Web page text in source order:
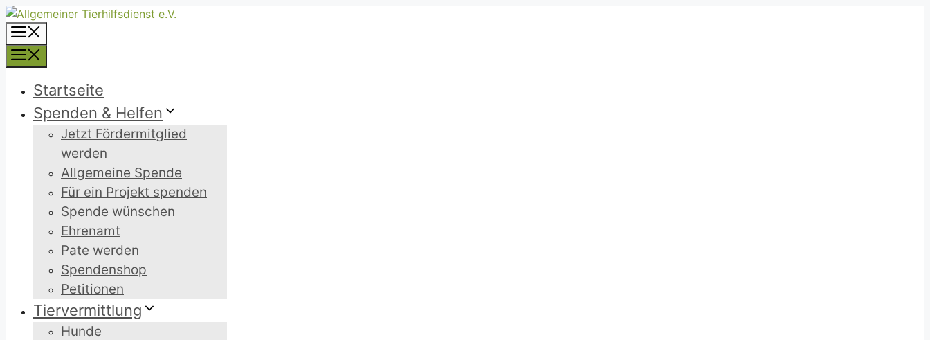
Zum
Inhalt
springen
Startseite
Spenden & Helfen
Jetzt Fördermitglied
werden
Allgemeine Spende
Für ein Projekt spenden
Spende wünschen
Ehrenamt
Pate werden
Spendenshop
Petitionen
Tiervermittlung
Hunde